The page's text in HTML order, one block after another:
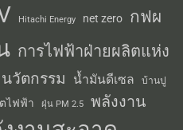
Hitachi Energy net zero กฟผ
การไฟฟ้าฝ่ายผลิตแห่ง
นวัตกรรม น้ำมันดีเซล บ้านปู
ไฟฟ้า ฝุ่น PM 2.5 พลังงาน